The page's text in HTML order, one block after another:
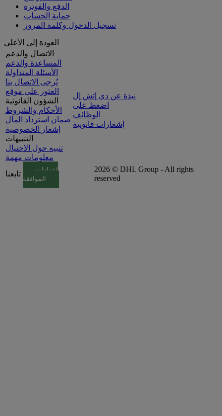
الدفع والفوترة
حماية الحساب
تسجيل الدخول وكلمة المرور
العودة إلى الأعلى
المساعدة والدعم
الأسئلة المتداولة
يُرجى الاتصال بنا
العثور على موقع
الشؤون القانونية
الأحكام والشروط
ضمان استرداد المال
إشعار الخصوصية
التنبيهات
تنبيه حول الاحتيال
معلومات مهمة
نبذة عن دي إتش إل
اضغط على
الوظائف
إشعارات قانونية
تابعنا
إعدادات
الموافقة
2026 © DHL Group - All rights
reserved